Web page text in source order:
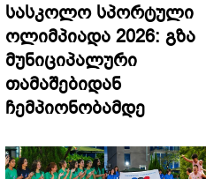
სასკოლო სპორტული
ოლიმპიადა 2026: გზა
მუნიციპალური
თამაშებიდან
ჩემპიონობამდე